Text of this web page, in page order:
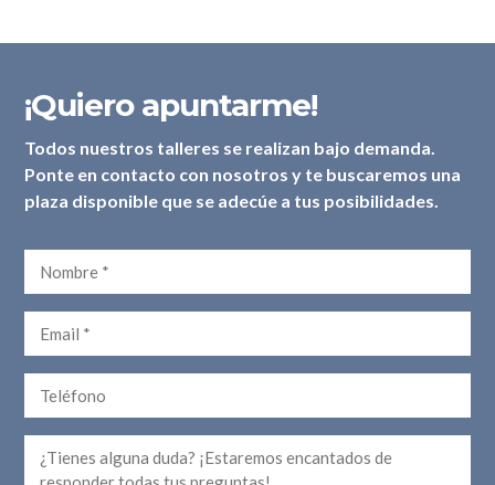
¡Quiero apuntarme!
Todos nuestros talleres se realizan bajo demanda.
Ponte en contacto con nosotros y te buscaremos una
plaza disponible que se adecúe a tus posibilidades.
Nombre
Email
Teléfono
Comentarios